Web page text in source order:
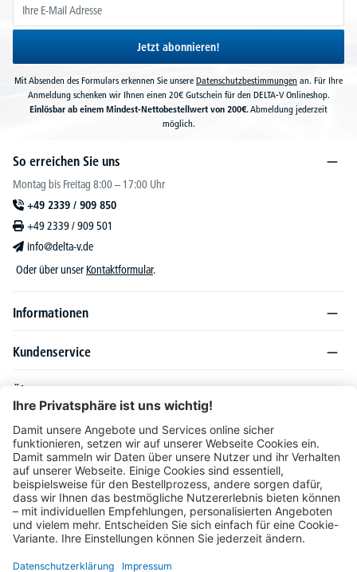
Jetzt abonnieren!
Mit Absenden des Formulars erkennen Sie unsere Datenschutzbestimmungen an. Für Ihre
Anmeldung schenken wir Ihnen einen 20€ Gutschein für den DELTA-V Onlineshop.
Einlösbar ab einem Mindest-Nettobestellwert von 200€.Abmeldung jederzeit
möglich.
So erreichen Sie uns
Montag bis Freitag 8:00 – 17:00 Uhr
+49 2339 / 909 850
+49 2339 / 909 501
info@delta-v.de
Oder über unser Kontaktformular.
Informationen
Kundenservice
Über DELTA-V
Produktsortiment
Ratgeber
Folgen Sie uns auch auf